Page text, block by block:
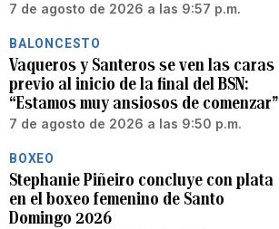
7 de agosto de 2026 a las 9:57 p.m.
BALONCESTO
Vaqueros y Santeros se ven las caras
previo al inicio de la final del BSN:
“Estamos muy ansiosos de comenzar”
7 de agosto de 2026 a las 9:50 p.m.
BOXEO
Stephanie Piñeiro concluye con plata
en el boxeo femenino de Santo
Domingo 2026